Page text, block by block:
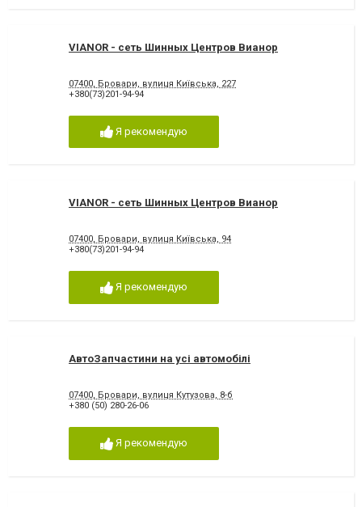
VIANOR - сеть Шинных Центров Вианор
07400, Бровари, вулиця Київська, 227
+380(73)201-94-94
Я рекомендую
VIANOR - сеть Шинных Центров Вианор
07400, Бровари, вулиця Київська, 94
+380(73)201-94-94
Я рекомендую
АвтоЗапчастини на усі автомобілі
07400, Бровари, вулиця Кутузова, 8-б
+380 (50) 280-26-06
Я рекомендую